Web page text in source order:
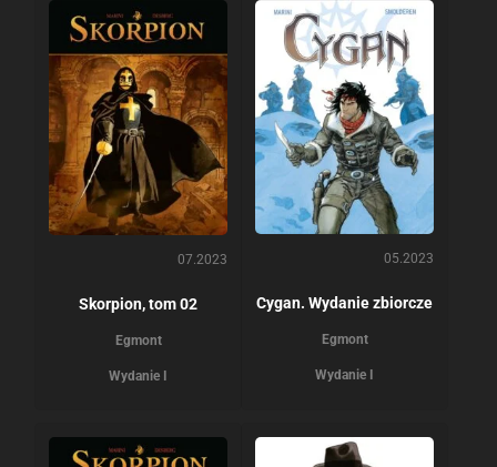
07.2023
Skorpion, tom 02
Egmont
Wydanie I
05.2023
Cygan. Wydanie zbiorcze
Egmont
Wydanie I